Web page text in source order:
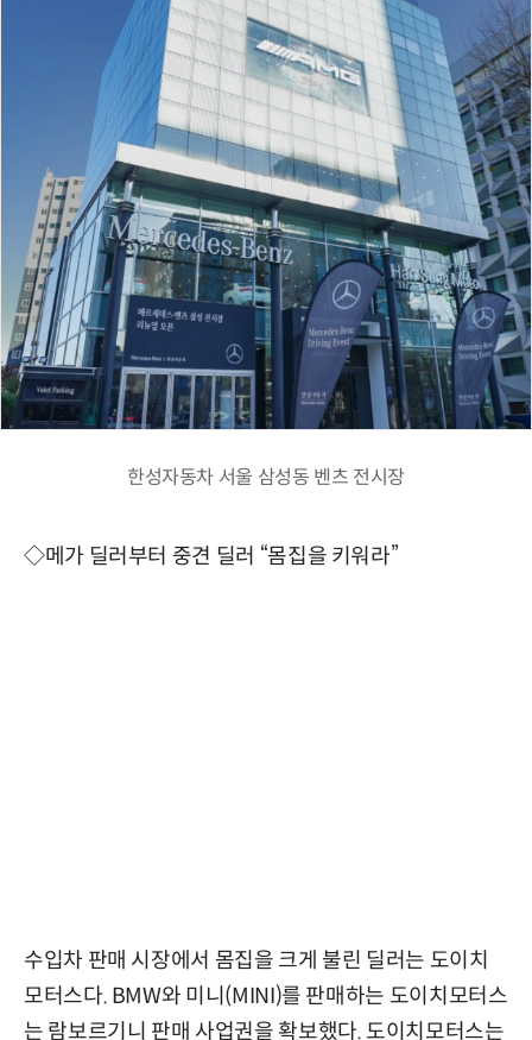
한성자동차 서울 삼성동 벤츠 전시장
◇메가 딜러부터 중견 딜러 “몸집을 키워라”
수입차 판매 시장에서 몸집을 크게 불린 딜러는 도이치
모터스다. BMW와 미니(MINI)를 판매하는 도이치모터스
는 람보르기니 판매 사업권을 확보했다. 도이치모터스는